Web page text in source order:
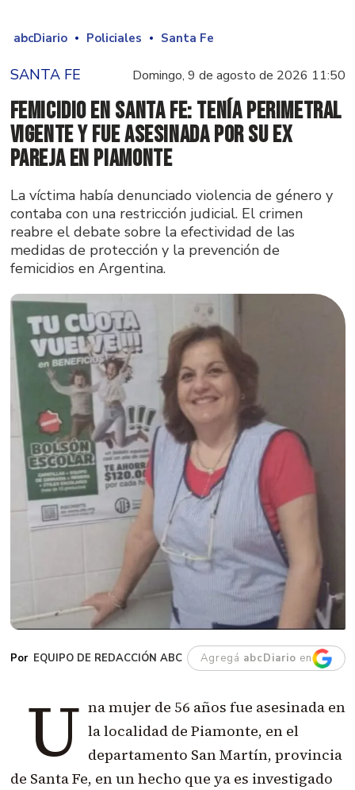
abcDiario Policiales Santa Fe
SANTA FE Domingo, 9 de agosto de 2026 11:50
Femicidio en Santa Fe: tenía perimetral
vigente y fue asesinada por su ex
pareja en Piamonte
La víctima había denunciado violencia de género y
contaba con una restricción judicial. El crimen
reabre el debate sobre la efectividad de las
medidas de protección y la prevención de
femicidios en Argentina.
EQUIPO DE REDACCIÓN ABC Agregá abcDiario en
U na mujer de 56 años fue asesinada en
la localidad de Piamonte, en el
departamento San Martín, provincia
de Santa Fe, en un hecho que ya es investigado